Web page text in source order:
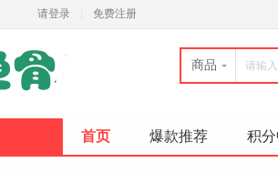
请登录 免费注册
商品
首页 爆款推荐 积